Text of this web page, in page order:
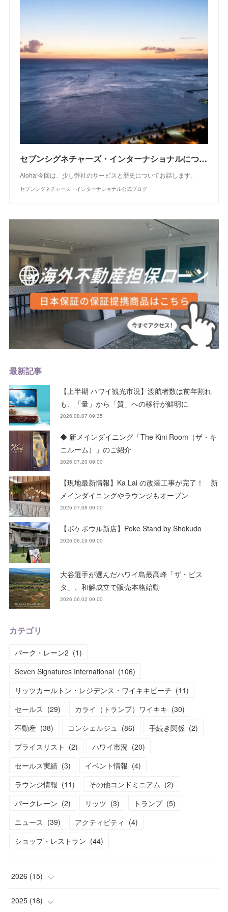
セブンシグネチャーズ・インターナショナルについて
Aloha!今回は、少し弊社のサービスと歴史についてお話します。
セブンシグネチャーズ・インターナショナル公式ブログ
最新記事
【上半期 ハワイ観光市況】渡航者数は前年割れ
も、「量」から「質」への移行が鮮明に
2026.08.07 09:35
◆ 新メインダイニング「The Kini Room（ザ・キ
ニルーム）」のご紹介
2026.07.20 09:00
【現地最新情報】Ka Lai の改装工事が完了！ 新
メインダイニングやラウンジもオープン
2026.07.08 09:00
【ポケボウル新店】Poke Stand by Shokudo
2026.06.19 09:00
大谷選手が選んだハワイ島最高峰「ザ・ビス
タ」、和解成立で販売本格始動
2026.06.02 09:00
カテゴリ
パーク・レーン2 (1)
Seven Signatures International (106)
リッツカールトン・レジデンス・ワイキキビーチ (11)
セールス (29) カライ（トランプ）ワイキキ (30)
不動産 (38) コンシェルジュ (86) 手続き関係 (2)
プライスリスト (2) ハワイ市況 (20)
セールス実績 (3) イベント情報 (4)
ラウンジ情報 (11) その他コンドミニアム (2)
パークレーン (2) リッツ (3) トランプ (5)
ニュース (39) アクティビティ (4)
ショップ・レストラン (44)
2026 (15)
(1)
2025 (18)